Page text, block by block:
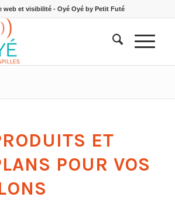
web et visibilité - Oyé Oyé by Petit Futé
ET
POUR VOS